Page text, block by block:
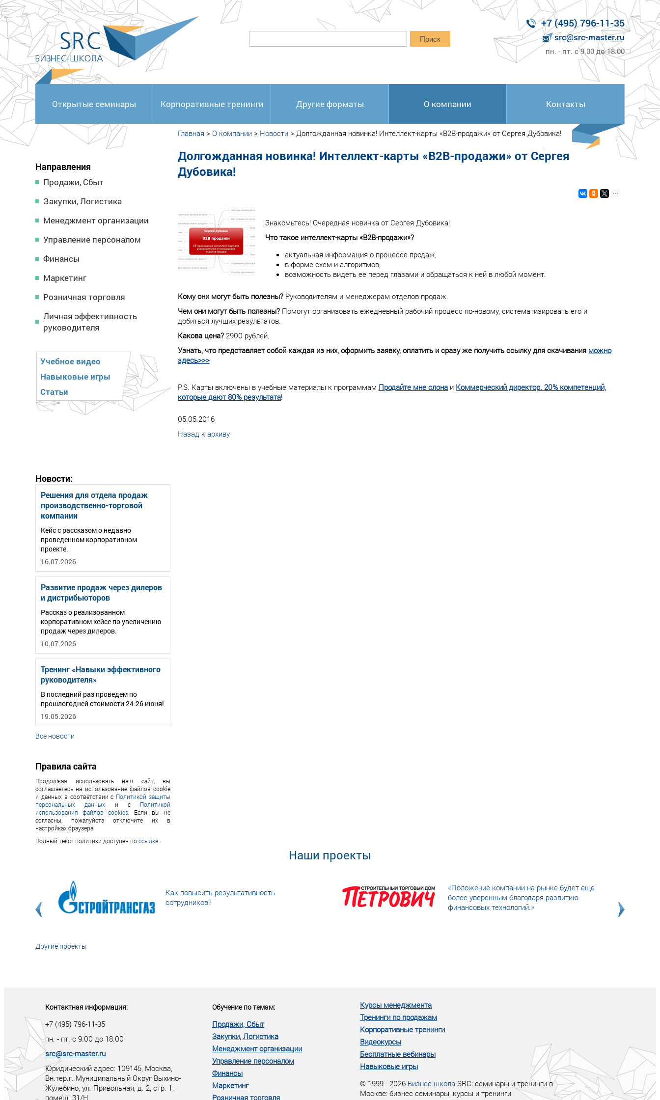
<
Поиск
+7 (495) 796-11-35
src@src-master.ru
пн. - пт. с 9.00 до 18.00
Открытые семинары Корпоративные тренинги Другие форматы О компании Контакты
Направления
Продажи, Сбыт
Закупки, Логистика
Менеджмент организации
Управление персоналом
Финансы
Маркетинг
Розничная торговля
Личная эффективность
руководителя
Учебное видео
Навыковые игры
Статьи
Новости:
Решения для отдела продаж
производственно-торговой
компании
Кейс с рассказом о недавно
проведенном корпоративном
проекте.
16.07.2026
Развитие продаж через дилеров
и дистрибьюторов
Рассказ о реализованном
корпоративном кейсе по увеличению
продаж через дилеров.
10.07.2026
Тренинг «Навыки эффективного
руководителя»
В последний раз проведем по
прошлогодней стоимости 24-26 июня!
19.05.2026
Все новости
Правила сайта
Продолжая использовать наш сайт, вы
соглашаетесь на использование файлов cookie
и данных в соответствии с Политикой защиты
персональных данных и с Политикой
использования файлов cookies . Если вы не
согласны, пожалуйста отключите их в
настройках браузера.
Полный текст политики доступен поссылке
Главная > О компании > Новости > Долгожданная новинка! Интеллект-карты «B2B-продажи» от Сергея Дубовика!
Долгожданная новинка! Интеллект-карты «B2B-продажи» от Сергея
Дубовика!
Знакомьтесь! Очередная новинка от Сергея Дубовика!
Что такое интеллект-карты «B2B-продажи»?
актуальная информация о процессе продаж,
в форме схем и алгоритмов,
возможность видеть ее перед глазами и обращаться к ней в любой момент.
Кому они могут быть полезны? Руководителям и менеджерам отделов продаж.
Чем они могут быть полезны? Помогут организовать ежедневный рабочий процесс по-новому, систематизировать его и
добиться лучших результатов.
Какова цена? 2900 рублей.
Узнать, что представляет собой каждая из них, оформить заявку, оплатить и сразу же получить ссылку для скачивания можно
здесь>>>
P.S. Карты включены в учебные материалы к программам Продайте мне слона и Коммерческий директор. 20% компетенций,
которые дают 80% результата!
05.05.2016
Назад к архиву
Наши проекты
Как повысить результативность
сотрудников?
«Положение компании на рынке будет еще
более уверенным благодаря развитию
финансовых технологий.»
Другие проекты
Контактная информация:
+7 (495) 796-11-35
пн. - пт. с 9.00 до 18.00
src@src-master.ru
Юридический адрес: 109145, Москва,
Вн.тер.г. Муниципальный Округ Выхино-
Жулебино, ул. Привольная, д. 2, стр. 1,
помещ. 31/Н
Обучение по темам:
Продажи, Сбыт
Закупки, Логистика
Менеджмент организации
Управление персоналом
Финансы
Маркетинг
Розничная торговля
Курсы менеджмента
Тренинги по продажам
Корпоративные тренинги
Видеокурсы
Бесплатные вебинары
Навыковые игры
© 1999 - 2026 Бизнес-школа SRC: семинары и тренинги в
Москве: бизнес семинары, курсы и тренинги